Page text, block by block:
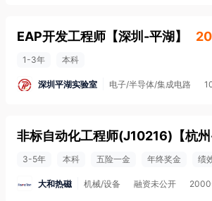
EAP开发工程师 【深圳-平湖 】
1-3年 本科
深圳平湖实验室 电子/半导体/集成电路
非标自动化工程师(J10216) 【杭
3-5年 本科 五险一金 年终奖金 绩
大和热磁 机械/设备 融资未公开